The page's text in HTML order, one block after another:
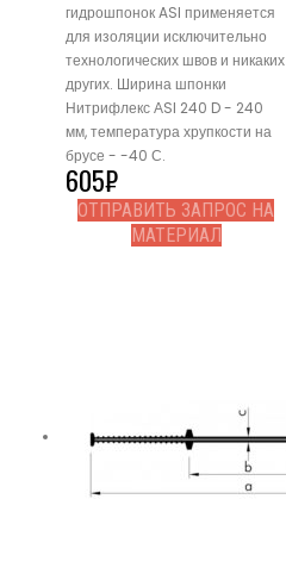
гидрошпонок ASI применяется
для изоляции исключительно
технологических швов и никаких
других. Ширина шпонки
Нитрифлекс АSI 240 D - 240
мм, температура хрупкости на
брусе - -40 С.
605₽
ОТПРАВИТЬ ЗАПРОС НА
МАТЕРИАЛ